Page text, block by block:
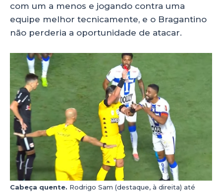
com um a menos e jogando contra uma
equipe melhor tecnicamente, e o Bragantino
não perderia a oportunidade de atacar.
Cabeça quente. Rodrigo Sam (destaque, à direita) até